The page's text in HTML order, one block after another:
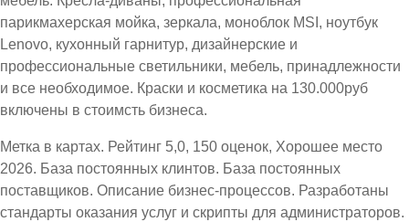
парикмахерская мойка, зеркала, моноблок MSI, ноутбук
Lenovo, кухонный гарнитур, дизайнерские и
профессиональные светильники, мебель, принадлежности
и все необходимое. Краски и косметика на 130.000руб
включены в стоимсть бизнеса.
Метка в картах. Рейтинг 5,0, 150 оценок, Хорошее место
2026. База постоянных клинтов. База постоянных
поставщиков. Описание бизнес-процессов. Разработаны
стандарты оказания услуг и скрипты для администраторов.